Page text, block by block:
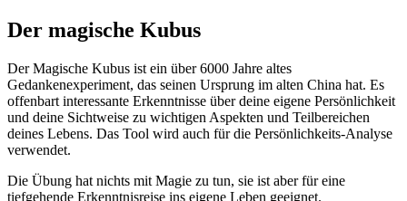
Der magische Kubus
Der Magische Kubus ist ein über 6000 Jahre altes
Gedankenexperiment, das seinen Ursprung im alten China hat. Es
offenbart interessante Erkenntnisse über deine eigene Persönlichkeit
und deine Sichtweise zu wichtigen Aspekten und Teilbereichen
deines Lebens. Das Tool wird auch für die Persönlichkeits-Analyse
verwendet.
Die Übung hat nichts mit Magie zu tun, sie ist aber für eine
tiefgehende Erkenntnisreise ins eigene Leben geeignet.